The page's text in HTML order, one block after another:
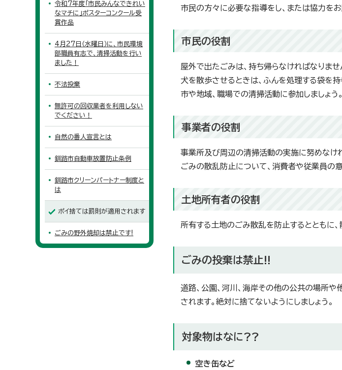
市民の方々に必要な指導をし、または協力をお
市民の役割
屋外で出たごみは、持ち帰らなければなりませ
犬を散歩させるときは、ふんを処理する袋を持
市や地域、職場での清掃活動に参加しましょう。
事業者の役割
事業所及び周辺の清掃活動の実施に努めなけ
ごみの散乱防止について、消費者や従業員の
土地所有者の役割
所有する土地のごみ散乱を防止するとともに
ごみの投棄は禁止!!
道路、公園、河川、海岸その他の公共の場所
されます。絶対に捨てないようにしましょう。
対象物はなに??
空き缶など
令和7年度「市民みんなできれい
なマチに」ポスターコンクール受
賞作品
4月27日（水曜日）に、市民環境
部職員有志で、清掃活動を行い
ました！
不法投棄
無許可の回収業者を利用しない
でください！
自然の番人宣言とは
釧路市自動車放置防止条例
釧路市クリーンパートナー制度と
は
ポイ捨ては罰則が適用されます
ごみの野外焼却は禁止です!